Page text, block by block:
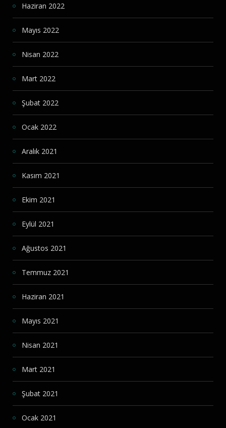
Haziran 2022
Mayıs 2022
Nisan 2022
Mart 2022
Şubat 2022
Ocak 2022
Aralık 2021
Kasım 2021
Ekim 2021
Eylül 2021
Ağustos 2021
Temmuz 2021
Haziran 2021
Mayıs 2021
Nisan 2021
Mart 2021
Şubat 2021
Ocak 2021